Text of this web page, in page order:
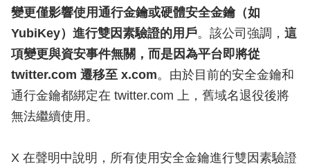
變更僅影響使用通行金鑰或硬體安全金鑰（如
YubiKey）進行雙因素驗證的用戶。該公司強調， 這
項變更與資安事件無關，而是因為平台即將從
twitter.com 遷移至 x.com。由於目前的安全金鑰和
通行金鑰都綁定在 twitter.com 上，舊域名退役後將
無法繼續使用。
X 在聲明中說明，所有使用安全金鑰進行雙因素驗證